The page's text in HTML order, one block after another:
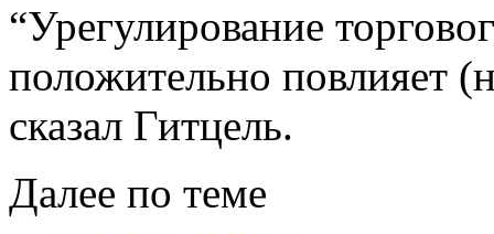
“Урегулирование
положительно повлияет
сказал Гитцель.
Далее по теме